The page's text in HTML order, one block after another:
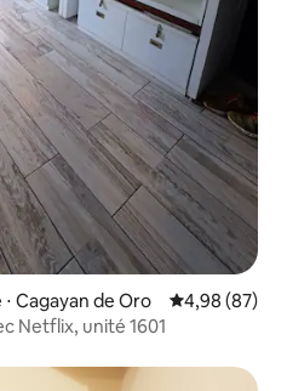
Cagayan de Oro Évaluation
4,98 (87)
Netflix, unité 1601